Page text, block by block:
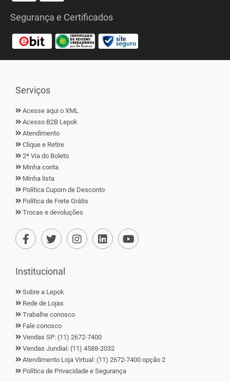
Segurança e Certificados
Serviços
Acesse aqui o XML
Acesso B2B Lepok
Atendimento
Clique e Retire
2ª Via do Boleto
Minha conta
Minha lista
Política Cupom de Desconto
Política de Frete Grátis
Trocas e devoluções
Institucional
Sobre a Lepok
Rede de Lojas
Trabalhe conosco
Fale conosco
Vendas SP: (11) 2672-7400
Vendas Jundiaí: (11) 4588-2032
Atendimento Loja Virtual: (11) 2672-7400 opção 2
Política de Privacidade e Segurança